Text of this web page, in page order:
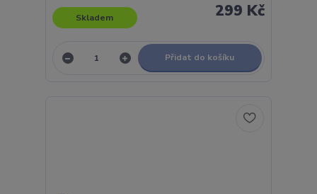
299 Kč
Skladem
Přidat do košíku